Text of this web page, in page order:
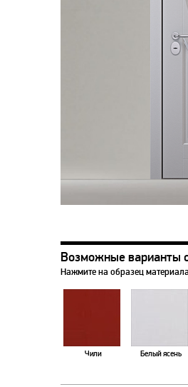
Возможные варианты
Нажмите на образец
Чили Белый ясень